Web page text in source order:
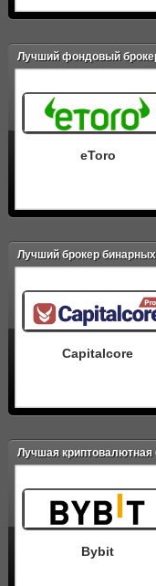
Лучший фондовый
eToro
Лучший брокер
Capitalcore
Лучшая криптовалютная
Bybit